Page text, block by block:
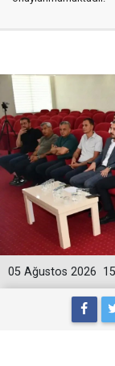
05 Ağustos 2026